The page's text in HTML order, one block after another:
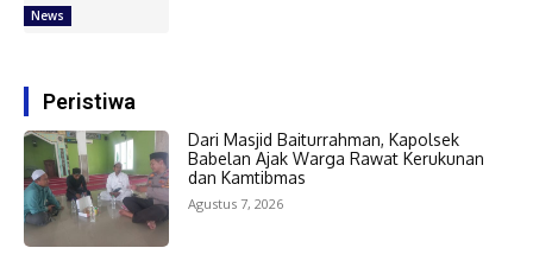
News
Peristiwa
Dari Masjid Baiturrahman, Kapolsek
Babelan Ajak Warga Rawat Kerukunan
dan Kamtibmas
Agustus 7, 2026